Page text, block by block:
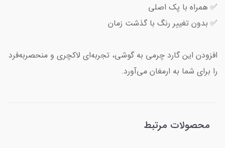
✅ همراه با پک اصلی
✅ بدون تغییر رنگ با گذشت زمان
افزودن این گارد چرمی به گوشی، تجربه‌ای لاکچری و منحصربه‌فرد
را برای شما به ارمغان می‌آورد.
محصولات مرتبط